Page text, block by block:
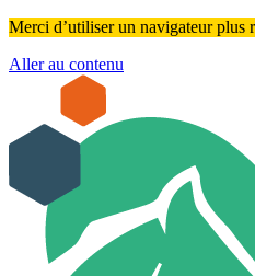
Merci d’utiliser un navigateur plus
Aller au contenu